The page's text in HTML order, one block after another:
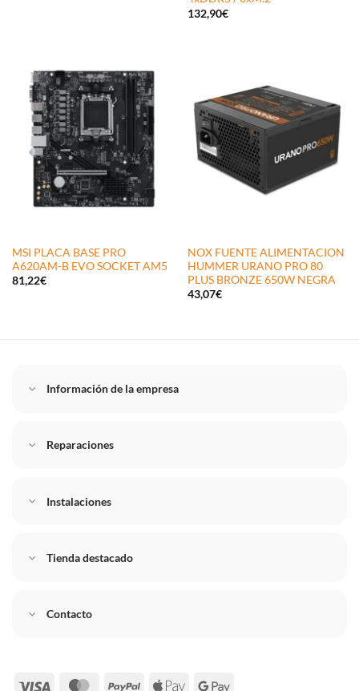
132,90€
MSI PLACA BASE PRO
A620AM-B EVO SOCKET AM5
81,22€
NOX FUENTE ALIMENTACION
HUMMER URANO PRO 80
PLUS BRONZE 650W NEGRA
43,07€
Información de la empresa
Reparaciones
Instalaciones
Tienda destacado
Contacto
Visa MasterCard
PayPal Apple Google